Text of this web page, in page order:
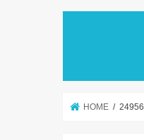
HOME